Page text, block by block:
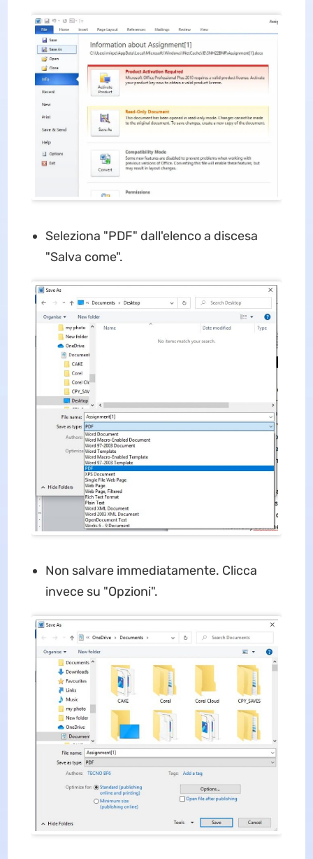
Seleziona "PDF" dall'elenco a discesa
"Salva come".
Non salvare immediatamente. Clicca
invece su "Opzioni".